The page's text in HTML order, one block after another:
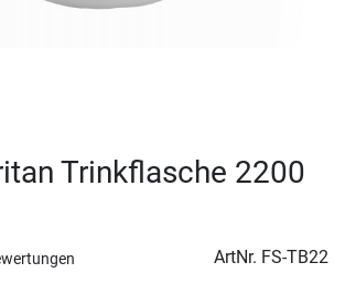
Trinkflasche 2200
ArtNr. FS-TB22